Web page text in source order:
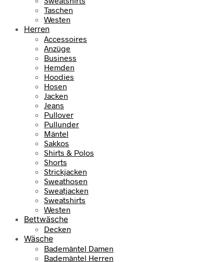
Taschen
Westen
Herren
Accessoires
Anzüge
Business
Hemden
Hoodies
Hosen
Jacken
Jeans
Pullover
Pullunder
Mäntel
Sakkos
Shirts & Polos
Shorts
Strickjacken
Sweathosen
Sweatjacken
Sweatshirts
Westen
Bettwäsche
Decken
Wäsche
Bademäntel Damen
Bademäntel Herren